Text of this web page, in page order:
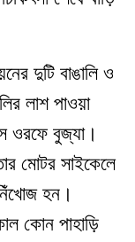
দুটি বাঙালি ও
লাশ পাওয়া
ওরফে বুজ্যা।
মোটর সাইকেলে
হন ।
কোন পাহাড়ি